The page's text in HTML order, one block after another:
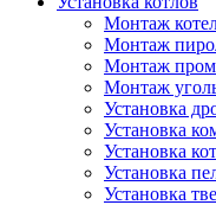
Монтаж
Монтаж
Монтаж
Монтаж
Установка
Установка
Установка
Установка
Установка